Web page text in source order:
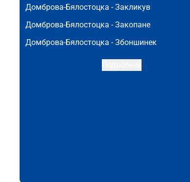
Домброва-Бялостоцка -Закликув
Домброва-Бялостоцка -Закопане
Домброва-Бялостоцка -Збоншинек